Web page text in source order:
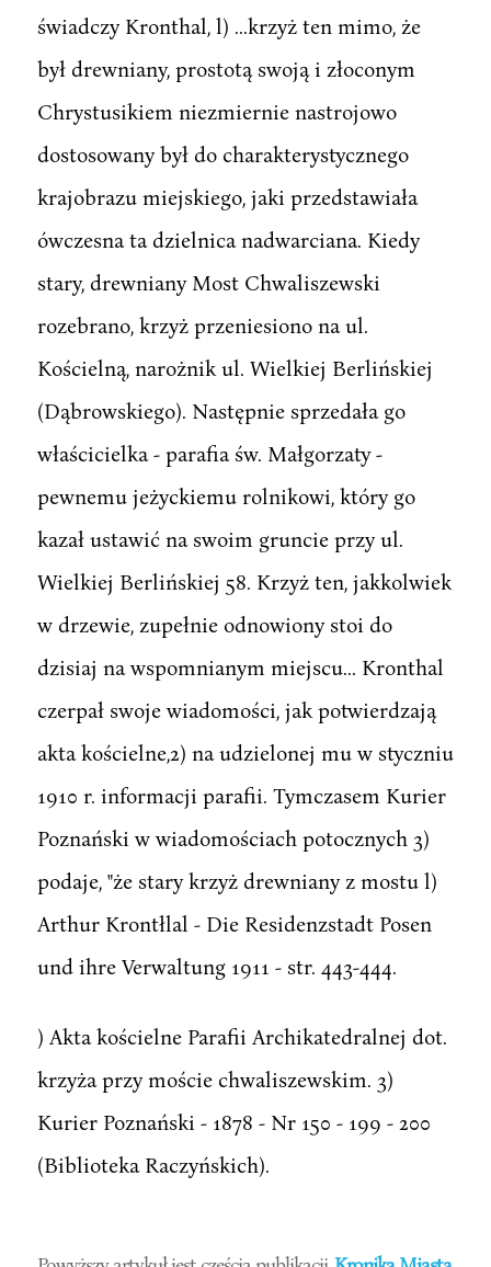
świadczy Kronthal, l) ...krzyż ten mimo, że
był drewniany, prostotą swoją i złoconym
Chrystusikiem niezmiernie nastrojowo
dostosowany był do charakterystycznego
krajobrazu miejskiego, jaki przedstawiała
ówczesna ta dzielnica nadwarciana. Kiedy
stary, drewniany Most Chwaliszewski
rozebrano, krzyż przeniesiono na ul.
Kościelną, narożnik ul. Wielkiej Berlińskiej
(Dąbrowskiego). Następnie sprzedała go
właścicielka - parafia św. Małgorzaty -
pewnemu jeżyckiemu rolnikowi, który go
kazał ustawić na swoim gruncie przy ul.
Wielkiej Berlińskiej 58. Krzyż ten, jakkolwiek
w drzewie, zupełnie odnowiony stoi do
dzisiaj na wspomnianym miejscu... Kronthal
czerpał swoje wiadomości, jak potwierdzają
akta kościelne,2) na udzielonej mu w styczniu
1910 r. informacji parafii. Tymczasem Kurier
Poznański w wiadomościach potocznych 3)
podaje, "że stary krzyż drewniany z mostu l)
Arthur Krontłlal - Die Residenzstadt Posen
und ihre Verwaltung 1911 - str. 443-444.
) Akta kościelne Parafii Archikatedralnej dot.
krzyża przy moście chwaliszewskim. 3)
Kurier Poznański - 1878 - Nr 150 - 199 - 200
(Biblioteka Raczyńskich).